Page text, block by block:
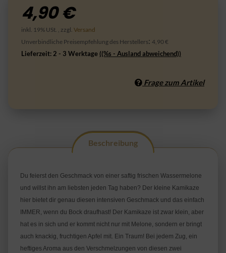
4,90 €
inkl. 19% USt. , zzgl. Versand
Unverbindliche Preisempfehlung des Herstellers: 4,90 €
Lieferzeit: 2 - 3 Werktage ((%s - Ausland abweichend))
Frage zum Artikel
Beschreibung
Du feierst den Geschmack von einer saftig frischen Wassermelone
und willst ihn am liebsten jeden Tag haben? Der kleine Kamikaze
hier bietet dir genau diesen intensiven Geschmack und das einfach
IMMER, wenn du Bock draufhast! Der Kamikaze ist zwar klein, aber
hat es in sich und er kommt nicht nur mit Melone, sondern er bringt
auch knackig, fruchtigen Apfel mit. Ein Traum! Bei jedem Zug, ein
heftiges Aroma aus den Verschmelzungen von diesen zwei